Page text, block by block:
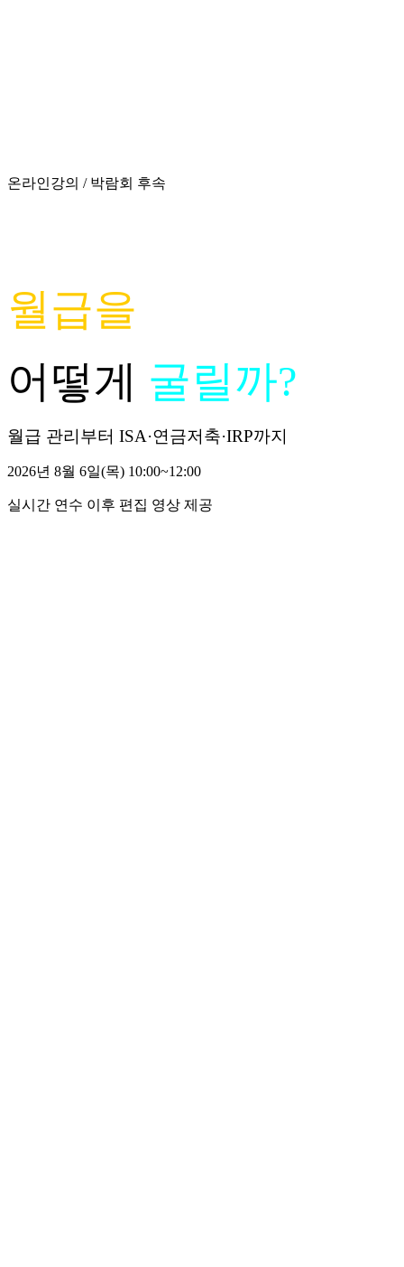
온라인강의 / 박람회 후속
월급을
어떻게 굴릴까?
월급 관리부터 ISA·연금저축·IRP까지
2026년 8월 6일(목) 10:00~12:00
실시간 연수 이후 편집 영상 제공